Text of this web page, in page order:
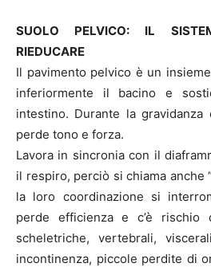
SUOLO PELVICO: IL
RIEDUCARE
Il pavimento pelvico è un
inferiormente il bacino e
intestino. Durante la
perde tono e forza.
Lavora in sincronia con il
il respiro, perciò si chiama anche
la loro coordinazione si
perde efficienza e c’è rischio
scheletriche, vertebrali,
incontinenza, piccole perdite di